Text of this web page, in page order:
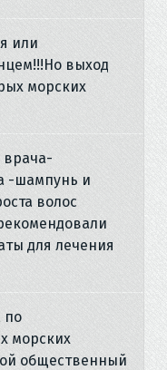
или
выход
морских
врача-
-шампунь и
волос
для лечения
по
морских
общественный